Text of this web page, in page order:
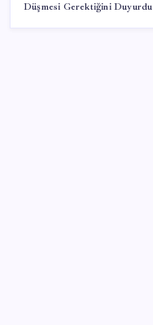
Düşmesi Gerektiğini Duyurdu